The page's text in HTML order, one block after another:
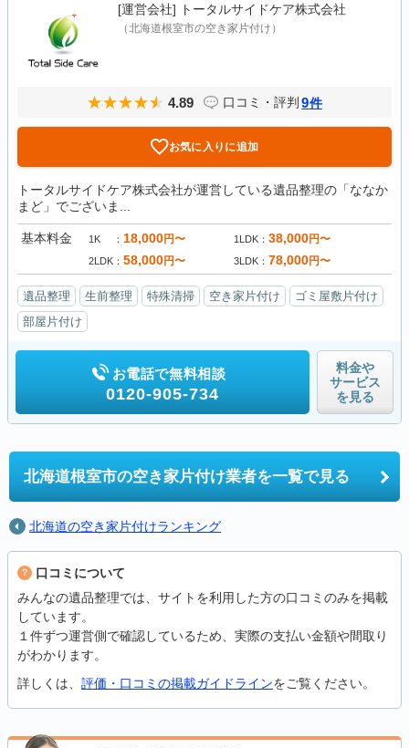
[運営会社] トータルサイドケア株式会社
（北海道根室市の空き家片付け）
4.89 口コミ・評判 9件
お気に入りに追加
トータルサイドケア株式会社が運営している遺品整理の「ななか
まど」でございま...
基本料金 1K 18,000円〜 1LDK 38,000円〜
2LDK 58,000円〜 3LDK 78,000円〜
遺品整理 生前整理 特殊清掃 空き家片付け
ゴミ屋敷片付け
部屋片付け
お電話で無料相談
0120-905-734
料金や
サービス
を見る
北海道根室市の空き家片付け業者を一覧で見る
北海道の空き家片付けランキング
口コミについて
みんなの遺品整理では、サイトを利用した方の口コミのみを掲載
しています。
１件ずつ運営側で確認しているため、実際の支払い金額や間取り
がわかります。
詳しくは、 評価・口コミの掲載ガイドラインをご覧ください。